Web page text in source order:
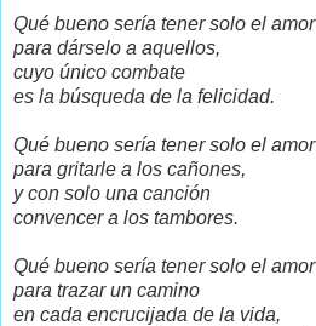
Qué bueno sería tenersolo el amor
para dárselo a aquellos,
cuyo único combate
es la búsqueda de la felicidad.
Qué bueno sería tener solo el amor
para gritarle a los cañones,
y con solo una canción
convencer a los tambores.
Qué bueno sería tener solo el amor
para trazar un camino
en cada encrucijada de la vida,